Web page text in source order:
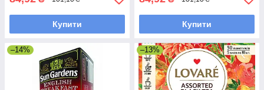
Купити Купити
–14% –13%